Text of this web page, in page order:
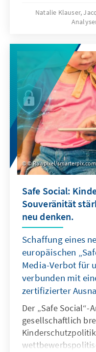
dass mehr
ein Vergleich
verschiedener
eine
Familienpolitik in
Natalie Klauser,
© Rawpixel/
Safe Social:
Souveränität
neu denken.
Schaffung eines
europäischen
Media-Verbot für
verbunden mit
zertifizierter
Der „Safe Social“-
gesellschaftlich